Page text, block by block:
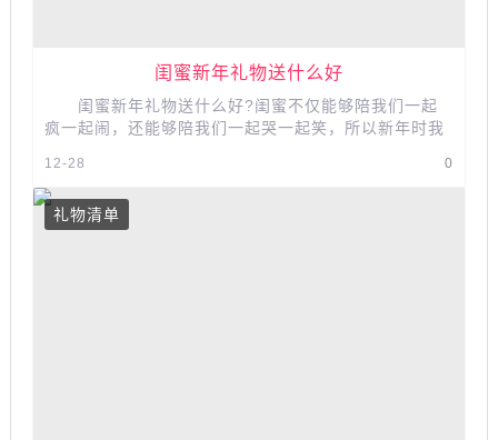
闺蜜新年礼物送什么好
闺蜜新年礼物送什么好?闺蜜不仅能够陪我们一起
疯一起闹，还能够陪我们一起哭一起笑，所以新年时我
0
12-28
礼物清单